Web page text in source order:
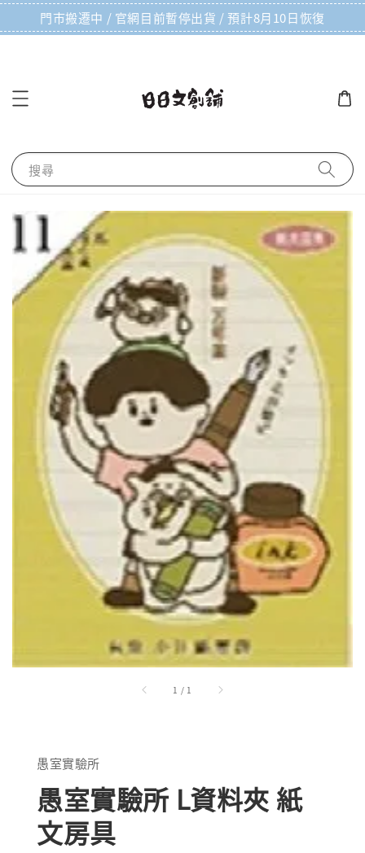
門市搬遷中 / 官網目前暫停出貨 / 預計8月10日恢復
搜尋
1 / 1
愚室實驗所
愚室實驗所 L資料夾 紙
文房具